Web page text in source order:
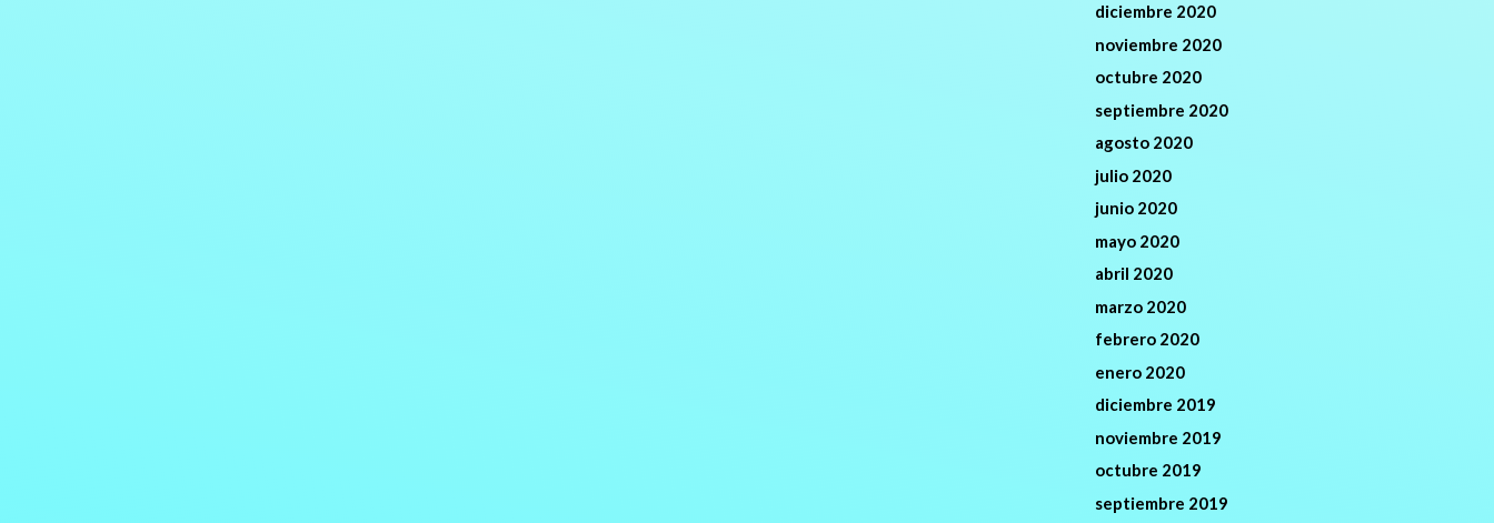
diciembre 2020
noviembre 2020
octubre 2020
septiembre 2020
agosto 2020
julio 2020
junio 2020
mayo 2020
abril 2020
marzo 2020
febrero 2020
enero 2020
diciembre 2019
noviembre 2019
octubre 2019
septiembre 2019